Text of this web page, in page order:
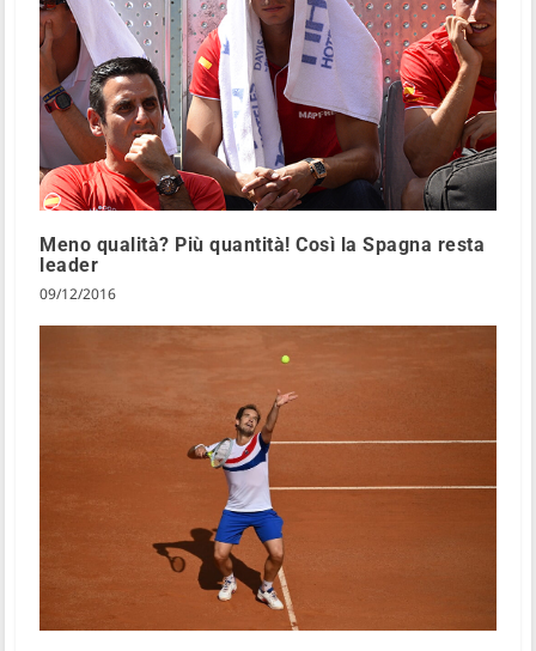
Meno qualità? Più quantità! Così la Spagna resta
leader
09/12/2016